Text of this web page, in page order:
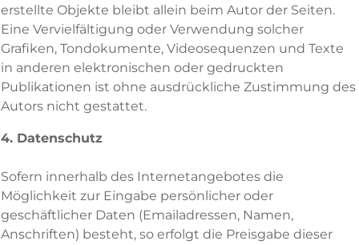
erstellte Objekte bleibt allein beim Autor der Seiten.
Eine Vervielfältigung oder Verwendung solcher
Grafiken, Tondokumente, Videosequenzen und Texte
in anderen elektronischen oder gedruckten
Publikationen ist ohne ausdrückliche Zustimmung des
Autors nicht gestattet.
4. Datenschutz
Sofern innerhalb des Internetangebotes die
Möglichkeit zur Eingabe persönlicher oder
geschäftlicher Daten (Emailadressen, Namen,
Anschriften) besteht, so erfolgt die Preisgabe dieser